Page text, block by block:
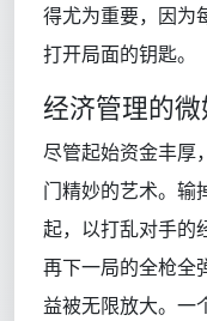
得尤为重要，因为
打开局面的钥匙。
经济管理的
尽管起始资金丰厚
门精妙的艺术。输
起，以打乱对手的
再下一局的全枪全
益被无限放大。一